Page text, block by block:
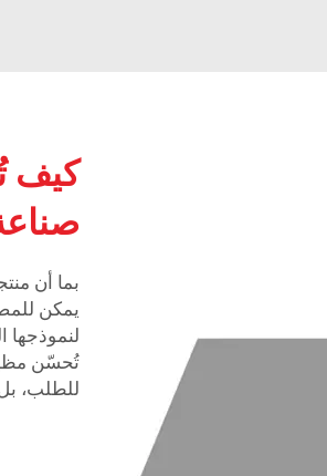
كيف
يمكن
لنموذجها
تُحسّن
للطلب،